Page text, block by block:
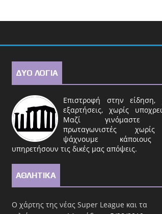
ΔΥΟ ΛΟΓΙΑ
Επιστροφή στην είδηση,
εξαρτήσεις, χωρίς
Μαζί γινόμαστε
πρωταγωνιστές
ψάχνουμε
υπηρετήσουν τις δικές μας απόψεις.
ΑΘΛΗΤΙΚΑ
Ο χάρτης της νέας Super League και τα